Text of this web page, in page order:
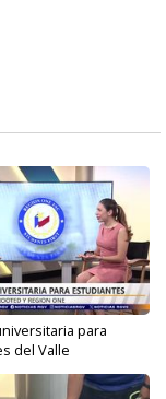
para
del Valle